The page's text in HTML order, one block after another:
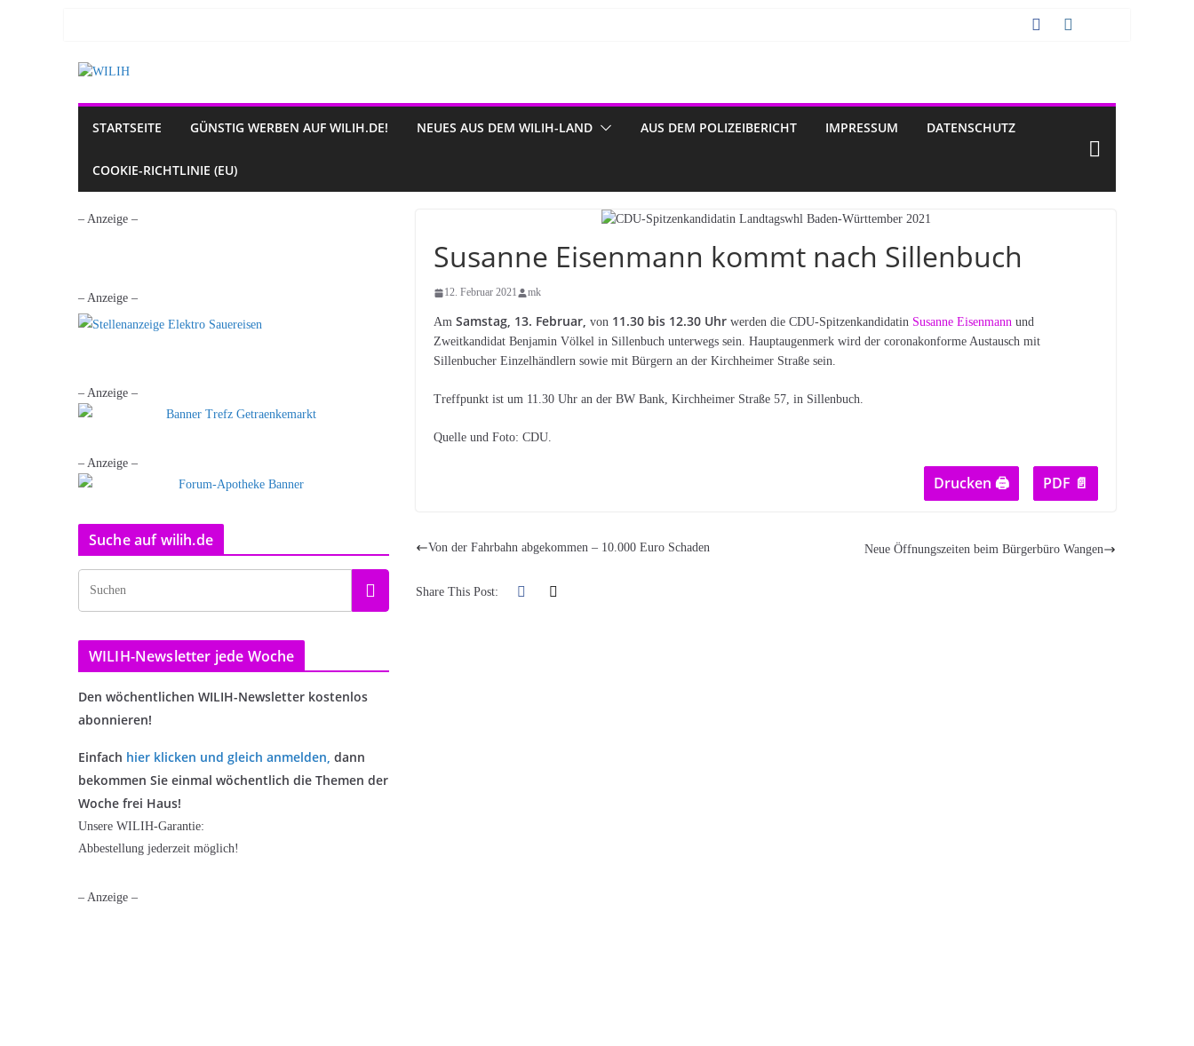
STARTSEITE GÜNSTIG WERBEN AUF WILIH.DE! NEUES AUS DEM WILIH-LAND AUS DEM POLIZEIBERICHT IMPRESSUM DATENSCHUTZ
COOKIE-RICHTLINIE (EU)
Susanne Eisenmann kommt nach Sillenbuch
12. Februar 2021 mk
AmSamstag, 13. Februar, von 11.30 bis 12.30 Uhr werden die CDU-Spitzenkandidatin Susanne Eisenmann und
Zweitkandidat Benjamin Völkel in Sillenbuch unterwegs sein. Hauptaugenmerk wird der coronakonforme Austausch mit
Sillenbucher Einzelhändlern sowie mit Bürgern an der Kirchheimer Straße sein.
Treffpunkt ist um 11.30 Uhr an der BW Bank, Kirchheimer Straße 57, in Sillenbuch.
Quelle und Foto: CDU.
Drucken 🖨 PDF 📄
Von der Fahrbahn abgekommen – 10.000 Euro Schaden Neue Öffnungszeiten beim Bürgerbüro Wangen
Share This Post:
– Anzeige –
– Anzeige –
– Anzeige –
– Anzeige –
Suche auf wilih.de
WILIH-Newsletter jede Woche
Den wöchentlichen WILIH-Newsletter kostenlos
abonnieren!
Einfach hier klicken und gleich anmelden dann
bekommen Sie einmal wöchentlich die Themen der
Woche frei Haus!
Unsere WILIH-Garantie:
Abbestellung jederzeit möglich!
– Anzeige –